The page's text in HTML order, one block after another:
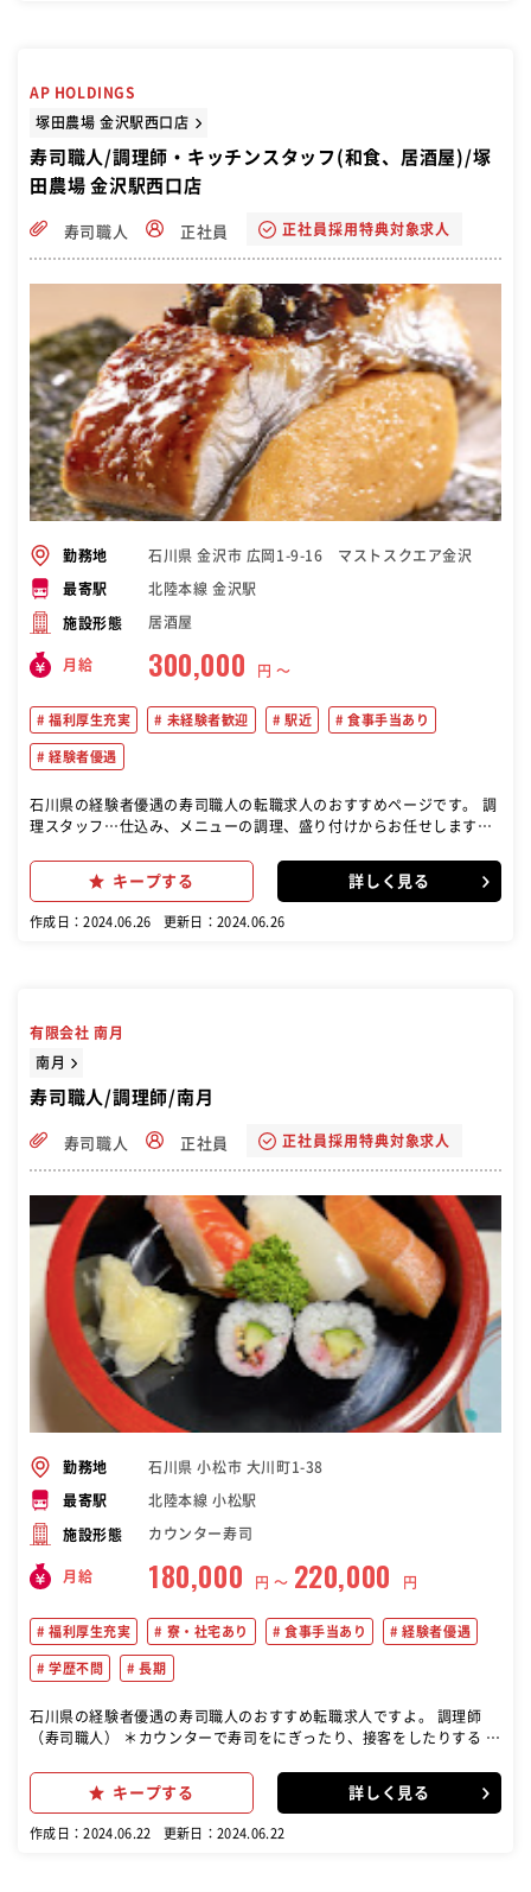
AP HOLDINGS
塚田農場 金沢駅西口店
寿司職人/調理師・キッチンスタッフ(和食、居酒屋)/塚
田農場 金沢駅西口店
寿司職人 正社員 正社員採用特典対象求人
勤務地 石川県 金沢市 広岡1-9-16 マストスクエア金沢
最寄駅 北陸本線 金沢駅
施設形態 居酒屋
月給 300,000 円 〜
福利厚生充実 未経験者歓迎 駅近 食事手当あり
経験者優遇
石川県の経験者優遇の寿司職人の転職求人のおすすめページです。 調
理スタッフ…仕込み、メニューの調理、盛り付けからお任せします。
す。 入社後は、これまでのご経験に合わせて、無理のないところから
スタート!経験豊富な先輩やトレーナーがお教えしますので、徐々にで
キープする 詳しく見る
作成日：2024.06.26 更新日：2024.06.26
有限会社 南月
南月
寿司職人/調理師/南月
寿司職人 正社員 正社員採用特典対象求人
勤務地 石川県 小松市 大川町1-38
最寄駅 北陸本線 小松駅
施設形態 カウンター寿司
月給 180,000 円 〜 220,000 円
福利厚生充実 寮・社宅あり 食事手当あり 経験者優遇
学歴不問 長期
石川県の経験者優遇の寿司職人のおすすめ転職求人ですよ。 調理師
（寿司職人） ＊カウンターで寿司をにぎったり、接客をしたりする ＊
開業したい方も応援しております。
キープする 詳しく見る
作成日：2024.06.22 更新日：2024.06.22